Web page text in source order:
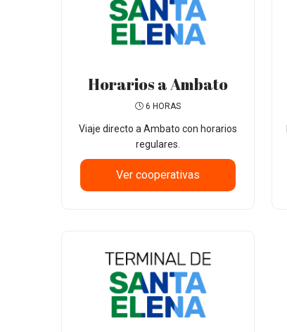
Horarios a Ambato
6 HORAS
Viaje directo a Ambato con horarios
regulares.
Ver cooperativas